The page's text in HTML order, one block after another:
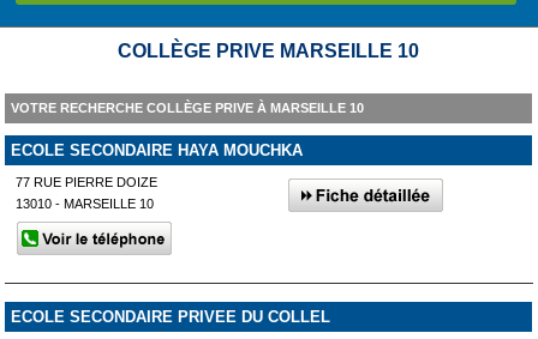
COLLÈGE PRIVE MARSEILLE 10
VOTRE RECHERCHE COLLÈGE PRIVE À MARSEILLE 10
ECOLE SECONDAIRE HAYA MOUCHKA
77 RUE PIERRE DOIZE
13010 - MARSEILLE 10
ECOLE SECONDAIRE PRIVEE DU COLLEL